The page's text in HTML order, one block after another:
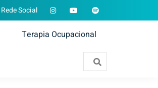
Rede Social
Terapia Ocupacional